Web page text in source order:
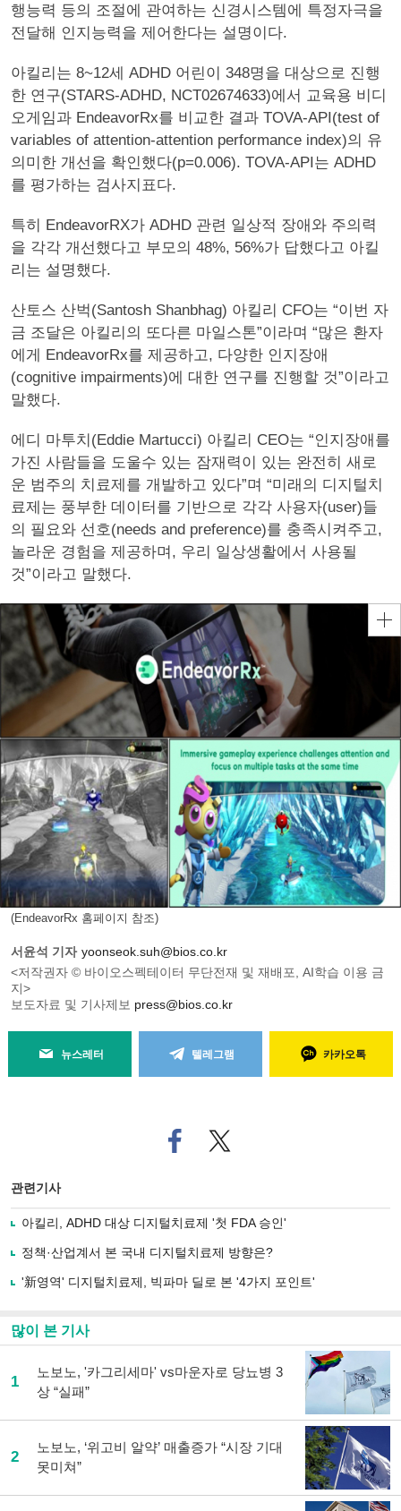
행능력 등의 조절에 관여하는 신경시스템에 특정자극을
전달해 인지능력을 제어한다는 설명이다.
아킬리는 8~12세 ADHD 어린이 348명을 대상으로 진행
한 연구(STARS-ADHD, NCT02674633)에서 교육용 비디
오게임과 EndeavorRx를 비교한 결과 TOVA-API(test of
variables of attention-attention performance index)의 유
의미한 개선을 확인했다(p=0.006). TOVA-API는 ADHD
를 평가하는 검사지표다.
특히 EndeavorRX가 ADHD 관련 일상적 장애와 주의력
을 각각 개선했다고 부모의 48%, 56%가 답했다고 아킬
리는 설명했다.
산토스 산벅(Santosh Shanbhag) 아킬리 CFO는 “이번 자
금 조달은 아킬리의 또다른 마일스톤”이라며 “많은 환자
에게 EndeavorRx를 제공하고, 다양한 인지장애
(cognitive impairments)에 대한 연구를 진행할 것”이라고
말했다.
에디 마투치(Eddie Martucci) 아킬리 CEO는 “인지장애를
가진 사람들을 도울수 있는 잠재력이 있는 완전히 새로
운 범주의 치료제를 개발하고 있다”며 “미래의 디지털치
료제는 풍부한 데이터를 기반으로 각각 사용자(user)들
의 필요와 선호(needs and preference)를 충족시켜주고,
놀라운 경험을 제공하며, 우리 일상생활에서 사용될
것”이라고 말했다.
(EndeavorRx 홈페이지 참조)
서윤석 기자 yoonseok.suh@bios.co.kr
<저작권자 © 바이오스펙테이터 무단전재 및 재배포, AI학습 이용 금
지>
보도자료 및 기사제보 press@bios.co.kr
뉴스레터 텔레그램 카카오톡
페
이
로
기
사
유
트위
터로
관련기사
아킬리, ADHD 대상 디지털치료제 '첫 FDA 승인'
정책·산업계서 본 국내 디지털치료제 방향은?
'新영역' 디지털치료제, 빅파마 딜로 본 '4가지 포인트'
많이 본 기사
1
노보노, '카그리세마' vs마운자로 당뇨병 3
상 “실패”
2
노보노, ‘위고비 알약’ 매출증가 “시장 기대
못미쳐”